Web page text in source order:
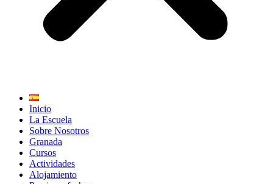
Inicio
La Escuela
Sobre Nosotros
Granada
Cursos
Actividades
Alojamiento